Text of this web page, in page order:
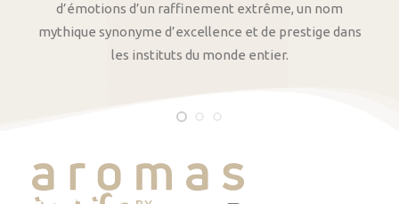
d’émotions d’un raffinement extrême, un nom
mythique synonyme d’excellence et de prestige dans
les instituts du monde entier.